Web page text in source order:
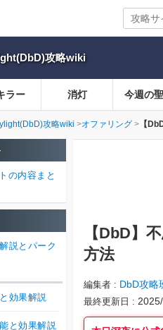
攻略wiki
ラー 消灯 今週の
攻略wiki オファリング 【
【DbD】
方法
編集者 DbD攻略
最終更新日
の内容まと
説とパーク
効果解説
と効果解説